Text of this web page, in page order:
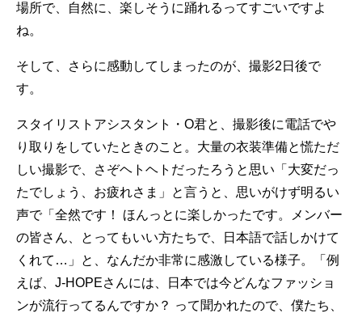
場所で、自然に、楽しそうに踊れるってすごいですよ
ね。
そして、さらに感動してしまったのが、撮影2日後で
す。
スタイリストアシスタント・O君と、撮影後に電話でや
り取りをしていたときのこと。大量の衣装準備と慌ただ
しい撮影で、さぞヘトヘトだったろうと思い「大変だっ
たでしょう、お疲れさま」と言うと、思いがけず明るい
声で「全然です！ ほんっとに楽しかったです。メンバー
の皆さん、とってもいい方たちで、日本語で話しかけて
くれて…」と、なんだか非常に感激している様子。「例
えば、J-HOPEさんには、日本では今どんなファッショ
ンが流行ってるんですか？ って聞かれたので、僕たち、